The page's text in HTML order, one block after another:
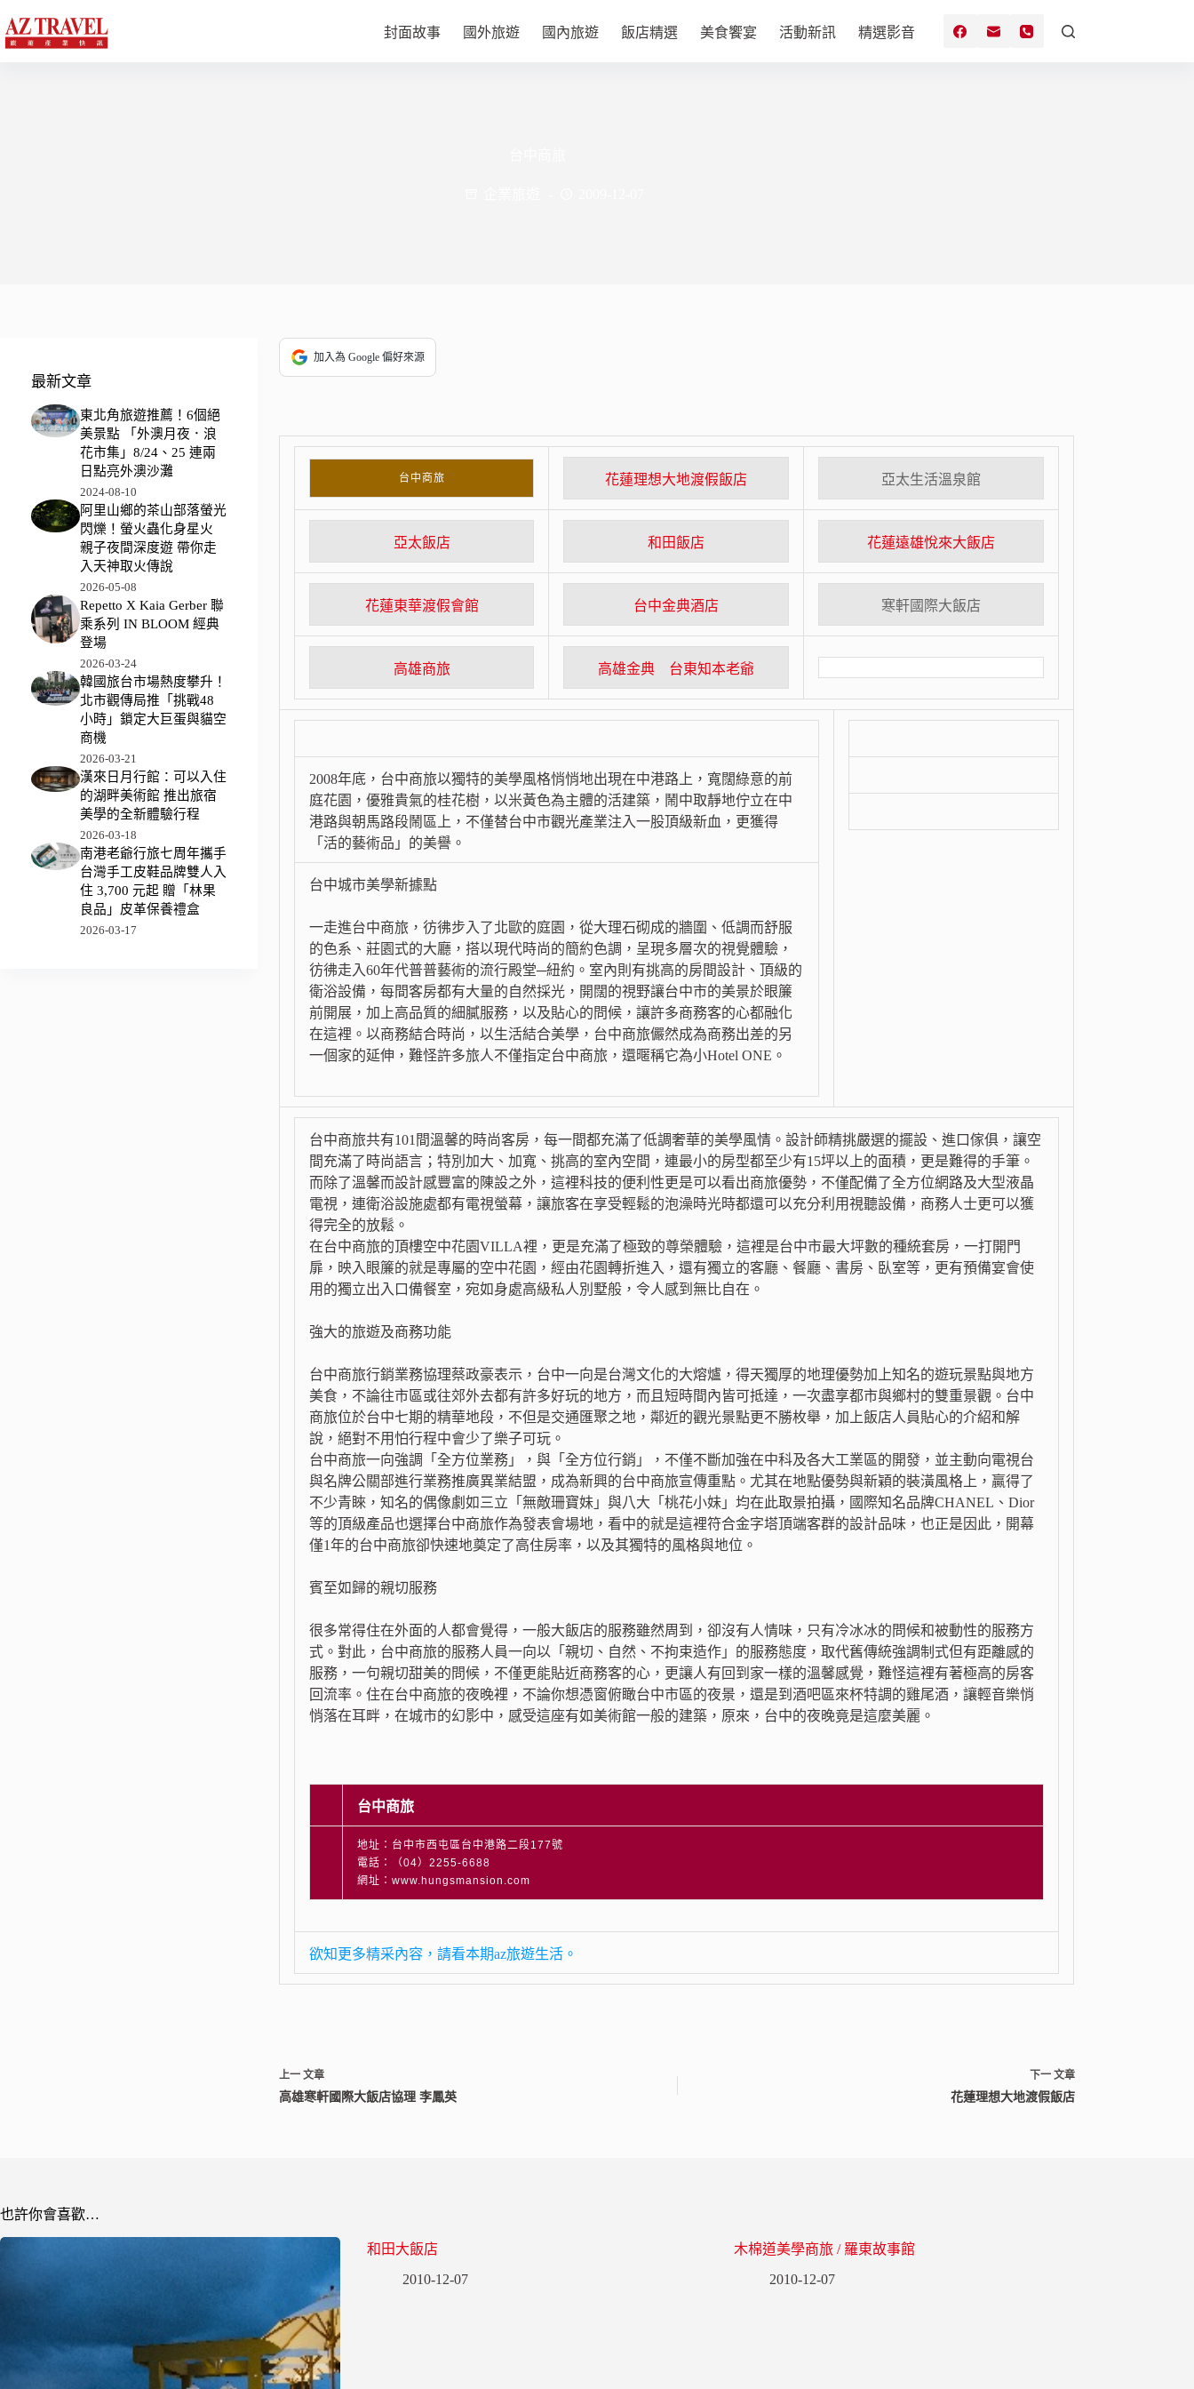
至
主
封面故事 國外旅遊 國內旅遊 飯店精選 美食饗宴 活動新訊 精選影音
加入為 Google 偏好來源
台中商旅 花蓮理想大地渡假飯店 亞太生活溫泉館
亞太飯店 和田飯店 花蓮遠雄悅來大飯店
花蓮東華渡假會館 台中金典酒店 寒軒國際大飯店
高雄商旅 高雄金典 台東知本老爺
2008年底，台中商旅以獨特的美學風格悄悄地出現在中港路上，寬闊綠意的前
庭花園，優雅貴氣的桂花樹，以米黃色為主體的活建築，鬧中取靜地佇立在中
港路與朝馬路段鬧區上，不僅替台中市觀光產業注入一股頂級新血，更獲得
「活的藝術品」的美譽。
台中城市美學新據點
一走進台中商旅，彷彿步入了北歐的庭園，從大理石砌成的牆圍、低調而舒服
的色系、莊園式的大廳，搭以現代時尚的簡約色調，呈現多層次的視覺體驗，
彷彿走入60年代普普藝術的流行殿堂─紐約。室內則有挑高的房間設計、頂級的
衛浴設備，每間客房都有大量的自然採光，開闊的視野讓台中市的美景於眼簾
前開展，加上高品質的細膩服務，以及貼心的問候，讓許多商務客的心都融化
在這裡。以商務結合時尚，以生活結合美學，台中商旅儼然成為商務出差的另
一個家的延伸，難怪許多旅人不僅指定台中商旅，還暱稱它為小Hotel ONE。
台中商旅共有101間溫馨的時尚客房，每一間都充滿了低調奢華的美學風情。設計師精挑嚴選的擺設、進口傢俱，讓空
間充滿了時尚語言；特別加大、加寬、挑高的室內空間，連最小的房型都至少有15坪以上的面積，更是難得的手筆。
而除了溫馨而設計感豐富的陳設之外，這裡科技的便利性更是可以看出商旅優勢，不僅配備了全方位網路及大型液晶
電視，連衛浴設施處都有電視螢幕，讓旅客在享受輕鬆的泡澡時光時都還可以充分利用視聽設備，商務人士更可以獲
得完全的放鬆。
在台中商旅的頂樓空中花園VILLA裡，更是充滿了極致的尊榮體驗，這裡是台中市最大坪數的種統套房，一打開門
扉，映入眼簾的就是專屬的空中花園，經由花園轉折進入，還有獨立的客廳、餐廳、書房、臥室等，更有預備宴會使
用的獨立出入口備餐室，宛如身處高級私人別墅般，令人感到無比自在。
強大的旅遊及商務功能
台中商旅行銷業務協理蔡政豪表示，台中一向是台灣文化的大熔爐，得天獨厚的地理優勢加上知名的遊玩景點與地方
美食，不論往市區或往郊外去都有許多好玩的地方，而且短時間內皆可抵達，一次盡享都市與鄉村的雙重景觀。台中
商旅位於台中七期的精華地段，不但是交通匯聚之地，鄰近的觀光景點更不勝枚舉，加上飯店人員貼心的介紹和解
說，絕對不用怕行程中會少了樂子可玩。
台中商旅一向強調「全方位業務」，與「全方位行銷」，不僅不斷加強在中科及各大工業區的開發，並主動向電視台
與名牌公關部進行業務推廣異業結盟，成為新興的台中商旅宣傳重點。尤其在地點優勢與新穎的裝潢風格上，贏得了
不少青睞，知名的偶像劇如三立「無敵珊寶妹」與八大「桃花小妹」均在此取景拍攝，國際知名品牌CHANEL、Dior
等的頂級產品也選擇台中商旅作為發表會場地，看中的就是這裡符合金字塔頂端客群的設計品味，也正是因此，開幕
僅1年的台中商旅卻快速地奠定了高住房率，以及其獨特的風格與地位。
賓至如歸的親切服務
很多常得住在外面的人都會覺得，一般大飯店的服務雖然周到，卻沒有人情味，只有冷冰冰的問候和被動性的服務方
式。對此，台中商旅的服務人員一向以「親切、自然、不拘束造作」的服務態度，取代舊傳統強調制式但有距離感的
服務，一句親切甜美的問候，不僅更能貼近商務客的心，更讓人有回到家一樣的溫馨感覺，難怪這裡有著極高的房客
回流率。住在台中商旅的夜晚裡，不論你想憑窗俯瞰台中市區的夜景，還是到酒吧區來杯特調的雞尾酒，讓輕音樂悄
悄落在耳畔，在城市的幻影中，感受這座有如美術館一般的建築，原來，台中的夜晚竟是這麼美麗。
台中商旅
地址：台中市西屯區台中港路二段177號
電話：（04）2255-6688
網址：www.hungsmansion.com
欲知更多精采內容，請看本期az旅遊生活。
上一文章
高雄寒軒國際大飯店協理 李鳳英
下一 文章
花蓮理想大地渡假飯店
最新文章
東北角旅遊推薦！6個絕
美景點 「外澳月夜．浪
花市集」8/24、25 連兩
日點亮外澳沙灘
2024-08-10
阿里山鄉的茶山部落螢光
閃爍！螢火蟲化身星火
親子夜間深度遊 帶你走
入天神取火傳說
2026-05-08
Repetto X Kaia Gerber 聯
乘系列 IN BLOOM 經典
登場
2026-03-24
韓國旅台市場熱度攀升！
北市觀傳局推「挑戰48
小時」鎖定大巨蛋與貓空
商機
2026-03-21
漢來日月行館：可以入住
的湖畔美術館 推出旅宿
美學的全新體驗行程
2026-03-18
南港老爺行旅七周年攜手
台灣手工皮鞋品牌雙人入
住 3,700 元起 贈「林果
良品」皮革保養禮盒
2026-03-17
也許你會喜歡…
和田大飯店
2010-12-07
木棉道美學商旅 / 羅東故事館
2010-12-07